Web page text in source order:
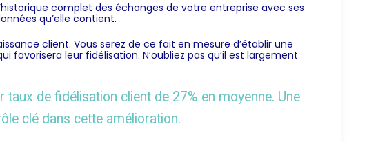
complet des échanges de votre entreprise avec ses
qu’elle contient.
client. Vous serez de ce fait en mesure d’établir une
leur fidélisation. N’oubliez pas qu’il est largement
de fidélisation client de 27% en moyenne. Une
clé dans cette amélioration.